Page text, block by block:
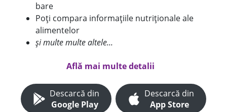
bare
Poți compara informațiile nutriționale ale
alimentelor
și multe multe altele...
Află mai multe detalii
Descarcă din
Google Play
Descarcă din
App Store